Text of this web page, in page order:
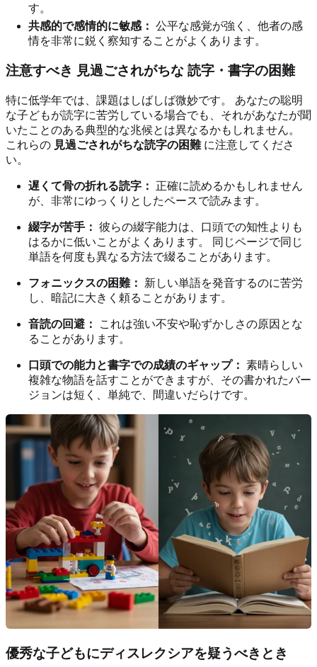
す。
共感的で感情的に敏感： 公平な感覚が強く、他者の感
情を非常に鋭く察知することがよくあります。
注意すべき 見過ごされがちな 読字・書字の困難
特に低学年では、課題はしばしば微妙です。 あなたの聡明
な子どもが読字に苦労している場合でも、それがあなたが聞
いたことのある典型的な兆候とは異なるかもしれません。
これらの 見過ごされがちな読字の困難に注意してくださ
い。
遅くて骨の折れる読字：
正確に読めるかもしれません
が、非常にゆっくりとしたペースで読みます。
綴字が苦手： 彼らの綴字能力は、口頭での知性よりも
はるかに低いことがよくあります。 同じページで同じ
単語を何度も異なる方法で綴ることがあります。
フォニックスの困難：
新しい単語を発音するのに苦労
し、暗記に大きく頼ることがあります。
音読の回避：
これは強い不安や恥ずかしさの原因とな
ることがあります。
口頭での能力と書字での成績のギャップ： 素晴らしい
複雑な物語を話すことができますが、その書かれたバー
ジョンは短く、単純で、間違いだらけです。
優秀な子どもにディスレクシアを疑うべきとき